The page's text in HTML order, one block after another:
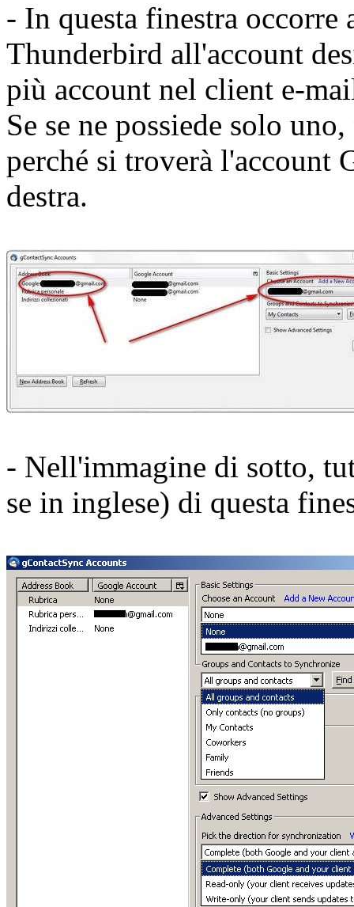
- In questa finestra occorre
Thunderbird all'account
più account nel client e-
Se se ne possiede solo
perché si troverà l'account
destra.
- Nell'immagine di sotto,
se in inglese) di questa